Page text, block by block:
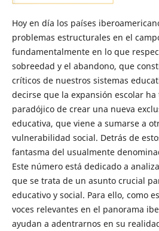
Hoy en día los países
problemas estructurales en el
fundamentalmente en lo que
sobreedad y el abandono, que
críticos de nuestros sistemas
decirse que la expansión escolar
paradójico de crear una nueva
educativa, que viene a sumarse a
vulnerabilidad social. Detrás de
fantasma del usualmente
Este número está dedicado a
que se trata de un asunto crucial
educativo y social. Para ello, como
voces relevantes en el panorama
ayudan a adentrarnos en su